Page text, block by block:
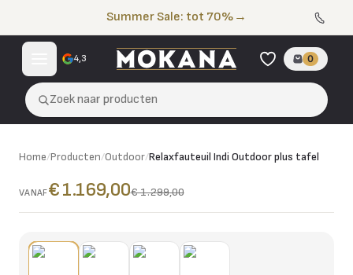
Summer Sale: tot 70% →
4,3 0
Zoek naar producten
Home/Producten/Outdoor/Relaxfauteuil Indi Outdoor plus tafel
VANAF€ 1.169,00€ 1.299,00